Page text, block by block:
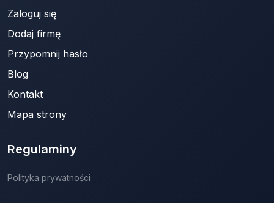
Zaloguj się
Dodaj firmę
Przypomnij hasło
Blog
Kontakt
Mapa strony
Regulaminy
Polityka prywatności